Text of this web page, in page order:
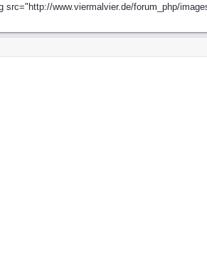
src="http://www.viermalvier.de/forum_php/